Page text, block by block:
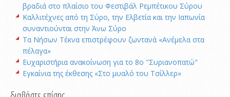
βραδιά στο πλαίσιο του Φεστιβάλ Ρεμπέτικου Σύρου
Καλλιτέχνες από τη Σύρο, την Ελβετία και την Ιαπωνία
συναντιούνται στην Άνω Σύρο
Τα Νήσων Τέκνα επιστρέφουν ζωντανά «Ανέμελα στα
πέλαγα»
Ευχαριστήρια ανακοίνωση για το 8ο "Συριανοπατώ"
Εγκαίνια της έκθεσης «Στο μυαλό του Τσίλλερ»